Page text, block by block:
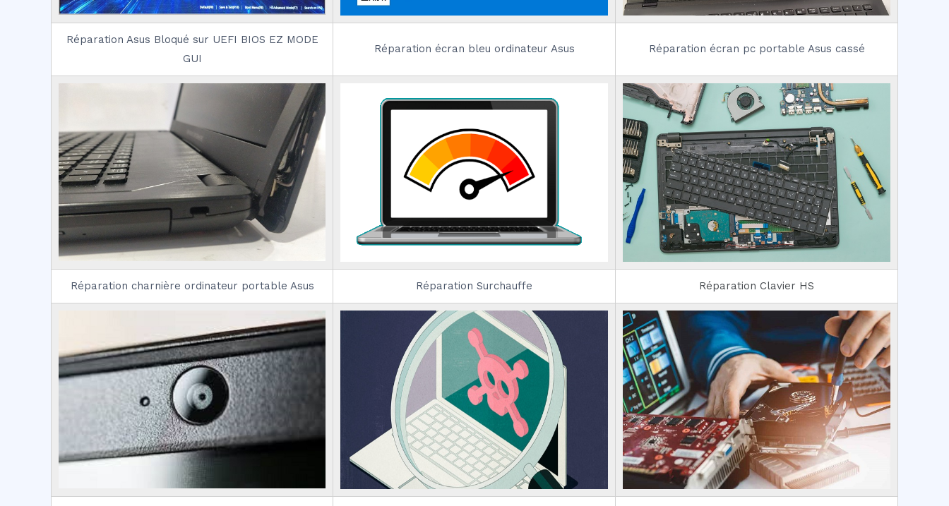
Réparation Asus Bloqué sur UEFI BIOS EZ MODE
GUI
Réparation écran bleu ordinateur Asus Réparation écran pc portable Asus cassé
Réparation charnière ordinateur portable Asus Réparation Surchauffe Réparation Clavier HS